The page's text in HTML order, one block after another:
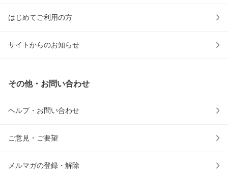
はじめてご利用の方
サイトからのお知らせ
その他・お問い合わせ
ヘルプ・お問い合わせ
ご意見・ご要望
メルマガの登録・解除